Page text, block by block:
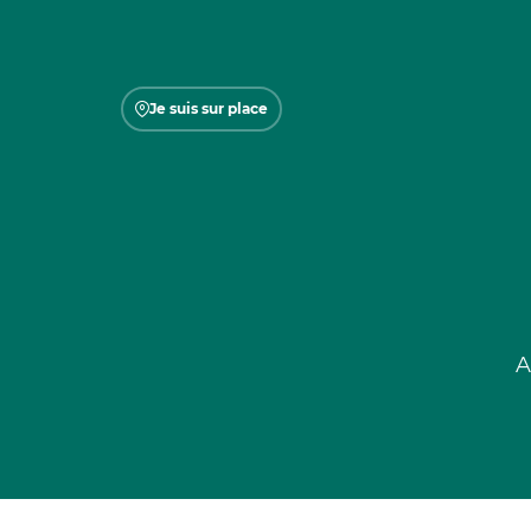
Je suis sur place